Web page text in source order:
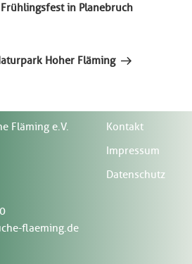
in Planebruch
Hoher Fläming
Fläming e.V.
flaeming.de
Kontakt
Impressum
Datenschutz